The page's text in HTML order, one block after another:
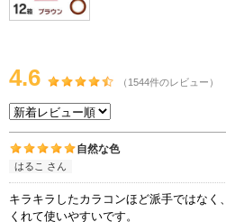
4.6 （1544件のレビュー）
自然な色
はるこ さん
キラキラしたカラコンほど派手ではなく
くれて使いやすいです。